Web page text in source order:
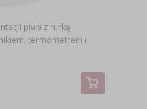
piwa z rurką
termometrem i